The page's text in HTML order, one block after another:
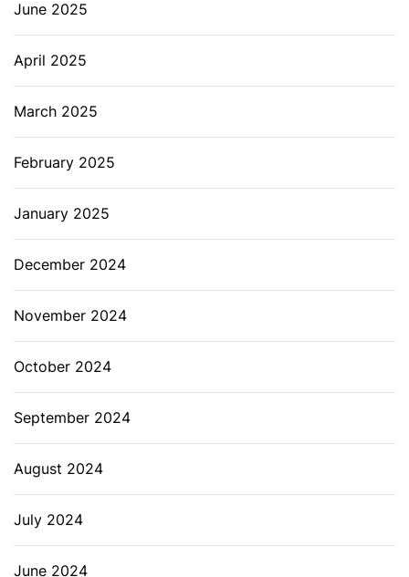
June 2025
April 2025
March 2025
February 2025
January 2025
December 2024
November 2024
October 2024
September 2024
August 2024
July 2024
June 2024